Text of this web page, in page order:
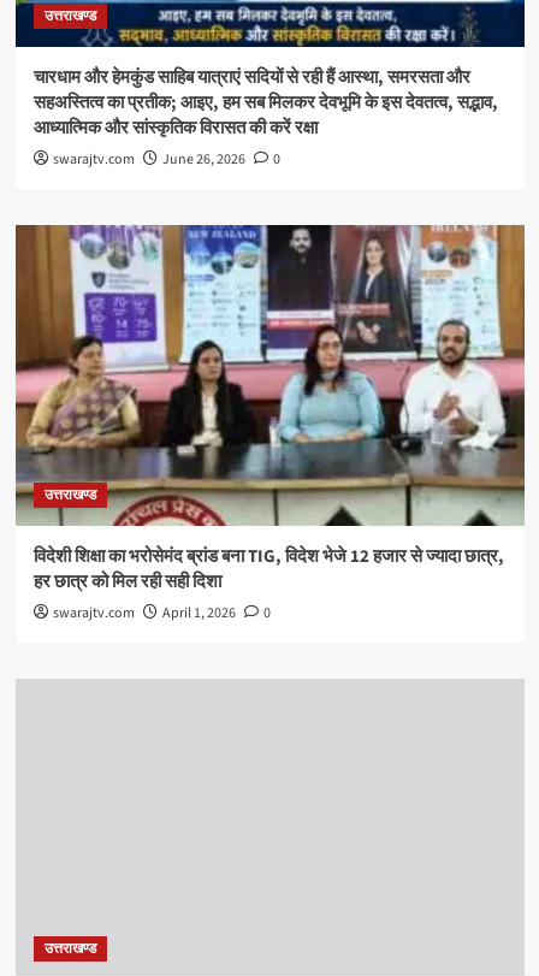
उत्तराखण्ड
चारधाम और हेमकुंड साहिब यात्राएं सदियों से रही हैं आस्था, समरसता और
सहअस्तित्व का प्रतीक; आइए, हम सब मिलकर देवभूमि के इस देवतत्व, सद्भाव,
आध्यात्मिक और सांस्कृतिक विरासत की करें रक्षा
swarajtv.com June 26, 2026 0
उत्तराखण्ड
विदेशी शिक्षा का भरोसेमंद ब्रांड बना TIG, विदेश भेजे 12 हजार से ज्यादा छात्र,
हर छात्र को मिल रही सही दिशा
swarajtv.com April 1, 2026 0
उत्तराखण्ड